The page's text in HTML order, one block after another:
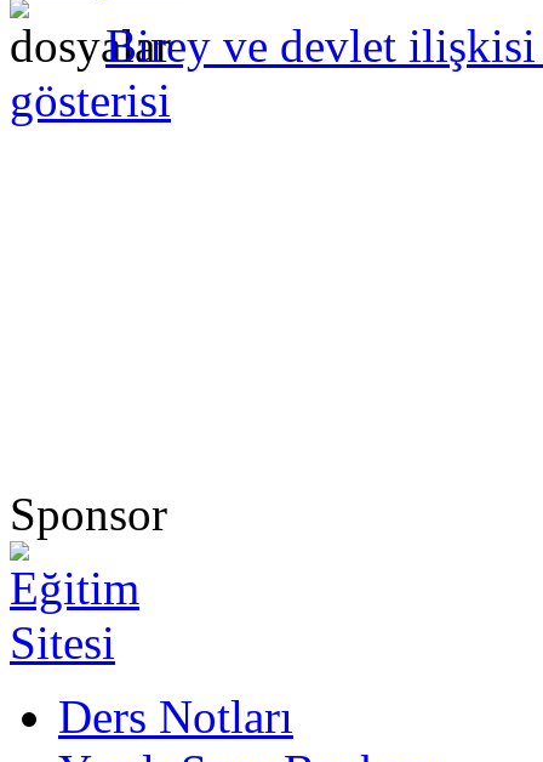
Birey ve devlet
gösterisi
Sponsor
Ders Notları